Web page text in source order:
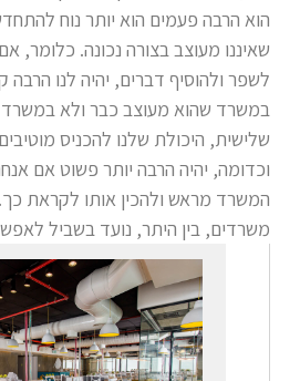
הוא הרבה פעמים הוא יותר נוח
שאיננו מעוצב בצורה נכונה. כלומר,
לשפר ולהוסיף דברים, יהיה לנו
במשרד שהוא מעוצב כבר ולא במשרד
שלישית, היכולת שלנו להכניס
וכדומה, יהיה הרבה יותר פשוט אם
המשרד מראש ולהכין אותו לקראת כך.
משרדים, בין היתר, נועד בשביל